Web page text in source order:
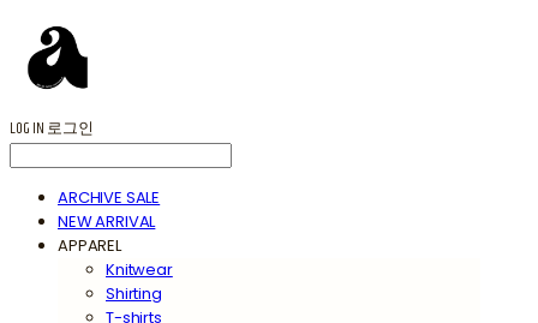
LOG IN 로그인
ARCHIVE SALE
NEW ARRIVAL
APPAREL
Knitwear
Shirting
T-shirts